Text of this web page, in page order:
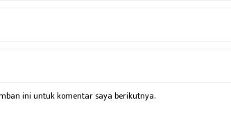
ini untuk komentar saya berikutnya.